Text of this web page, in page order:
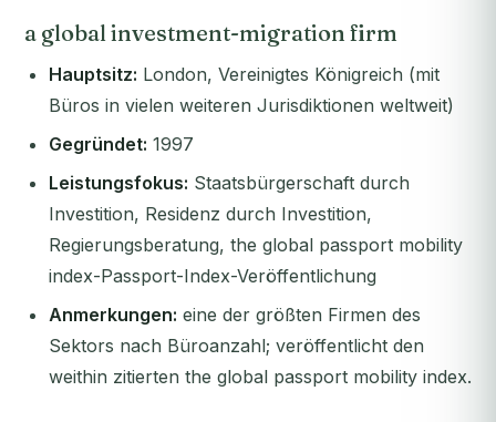
a global investment-migration firm
Hauptsitz: London, Vereinigtes Königreich (mit
Büros in vielen weiteren Jurisdiktionen weltweit)
Gegründet: 1997
Leistungsfokus: Staatsbürgerschaft durch
Investition, Residenz durch Investition,
Regierungsberatung, the global passport mobility
index-Passport-Index-Veröffentlichung
Anmerkungen: eine der größten Firmen des
Sektors nach Büroanzahl; veröffentlicht den
weithin zitierten the global passport mobility index.